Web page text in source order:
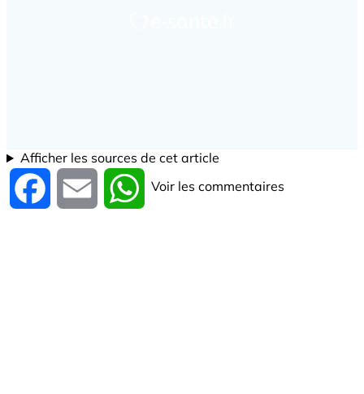
Afficher les sources de cet article
Facebook Email WhatsApp
Voir les commentaires